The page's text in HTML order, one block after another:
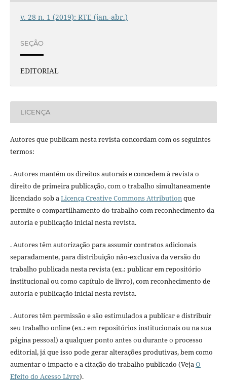
v. 28 n. 1 (2019): RTE (jan.-abr.)
SEÇÃO
EDITORIAL
LICENÇA
Autores que publicam nesta revista concordam com os seguintes
termos:
. Autores mantém os direitos autorais e concedem à revista o
direito de primeira publicação, com o trabalho simultaneamente
licenciado sob aLicença Creative Commons Attributionque
permite o compartilhamento do trabalho com reconhecimento da
autoria e publicação inicial nesta revista.
. Autores têm autorização para assumir contratos adicionais
separadamente, para distribuição não-exclusiva da versão do
trabalho publicada nesta revista (ex.: publicar em repositório
institucional ou como capítulo de livro), com reconhecimento de
autoria e publicação inicial nesta revista.
. Autores têm permissão e são estimulados a publicar e distribuir
seu trabalho online (ex.: em repositórios institucionais ou na sua
página pessoal) a qualquer ponto antes ou durante o processo
editorial, já que isso pode gerar alterações produtivas, bem como
aumentar o impacto e a citação do trabalho publicado (VejaO
Efeito do Acesso Livre).